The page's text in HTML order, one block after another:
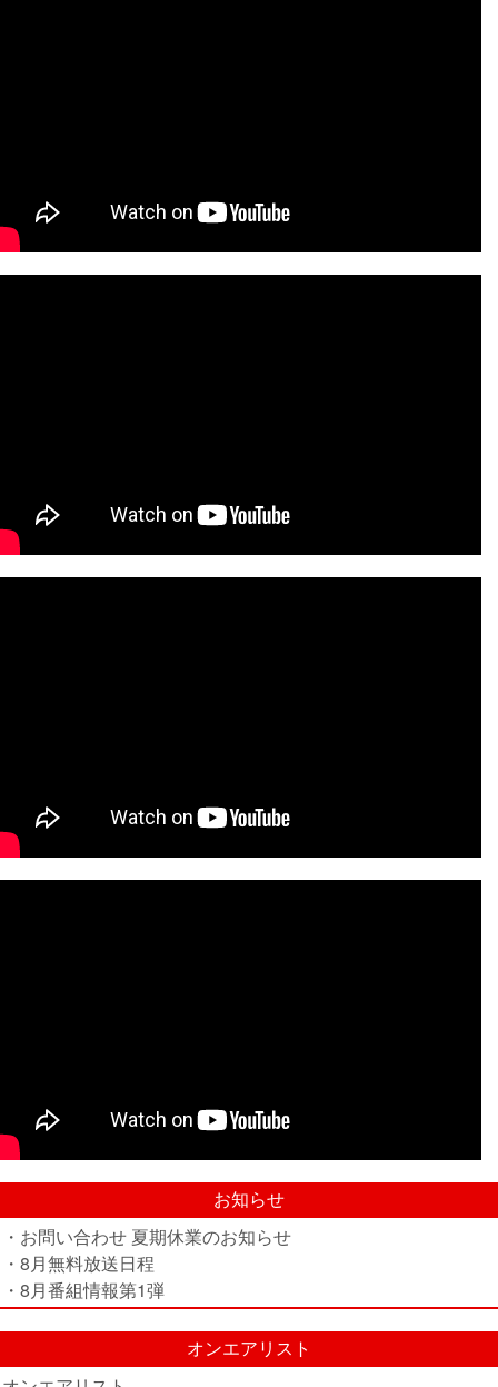
お知らせ
・お問い合わせ 夏期休業のお知らせ
・8月無料放送日程
・8月番組情報第1弾
オンエアリスト